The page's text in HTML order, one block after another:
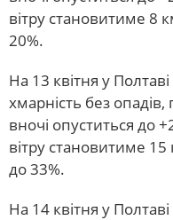
вітру становитиме 8
20%.
На 13 квітня у
хмарність без опадів,
вночі опуститься до
вітру становитиме
до 33%.
На 14 квітня у